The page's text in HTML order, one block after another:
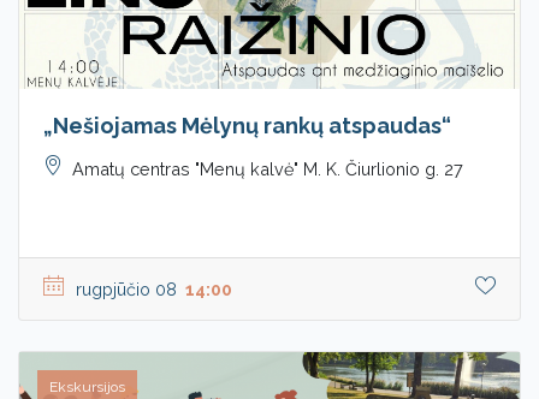
„Nešiojamas Mėlynų rankų atspaudas“
Amatų centras "Menų kalvė" M. K. Čiurlionio g. 27
rugpjūčio 08 14:00
Ekskursijos